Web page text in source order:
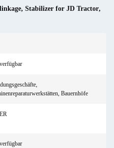
, Stabilizer for JD Tractor,
Bauernhöfe